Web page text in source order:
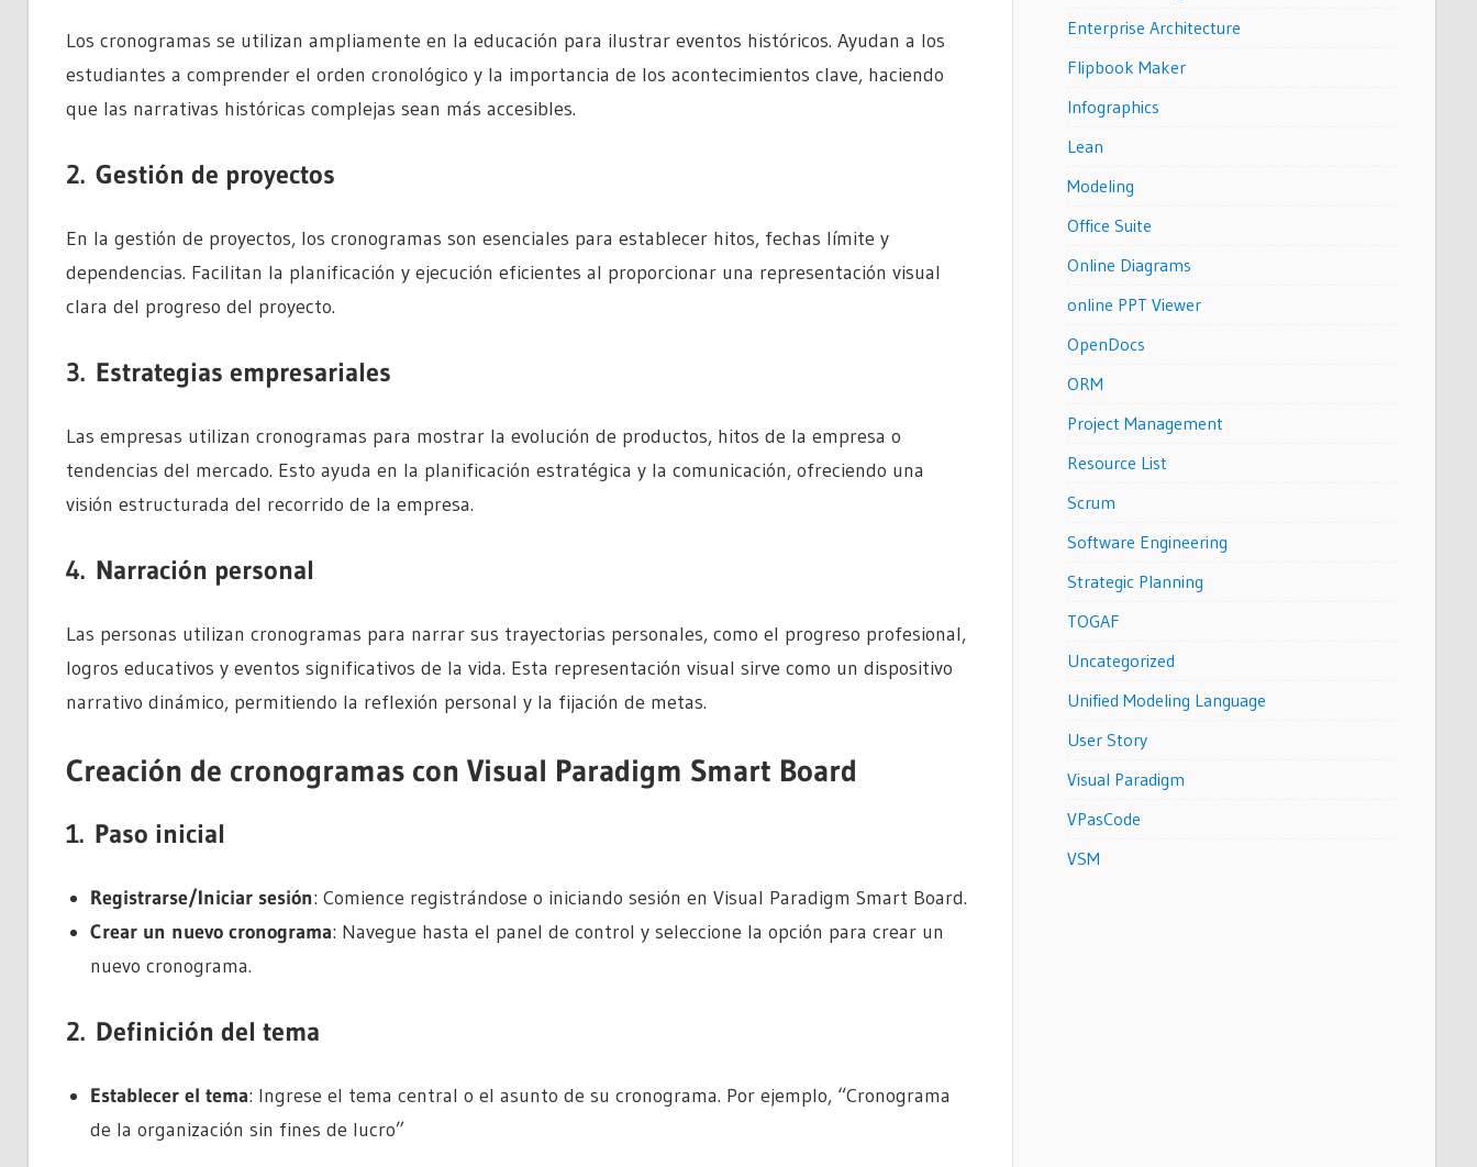
Los cronogramas se utilizan ampliamente en la educación para ilustrar eventos históricos. Ayudan a los
estudiantes a comprender el orden cronológico y la importancia de los acontecimientos clave, haciendo
que las narrativas históricas complejas sean más accesibles.
2. Gestión de proyectos
En la gestión de proyectos, los cronogramas son esenciales para establecer hitos, fechas límite y
dependencias. Facilitan la planificación y ejecución eficientes al proporcionar una representación visual
clara del progreso del proyecto.
3. Estrategias empresariales
Las empresas utilizan cronogramas para mostrar la evolución de productos, hitos de la empresa o
tendencias del mercado. Esto ayuda en la planificación estratégica y la comunicación, ofreciendo una
visión estructurada del recorrido de la empresa.
4. Narración personal
Las personas utilizan cronogramas para narrar sus trayectorias personales, como el progreso profesional,
logros educativos y eventos significativos de la vida. Esta representación visual sirve como un dispositivo
narrativo dinámico, permitiendo la reflexión personal y la fijación de metas.
Creación de cronogramas con Visual Paradigm Smart Board
1. Paso inicial
Registrarse/Iniciar sesión: Comience registrándose o iniciando sesión en Visual Paradigm Smart Board.
Crear un nuevo cronograma: Navegue hasta el panel de control y seleccione la opción para crear un
nuevo cronograma.
2. Definición del tema
Establecer el tema: Ingrese el tema central o el asunto de su cronograma. Por ejemplo, “Cronograma
de la organización sin fines de lucro”
Enterprise Architecture
Flipbook Maker
Infographics
Lean
Modeling
Office Suite
Online Diagrams
online PPT Viewer
OpenDocs
ORM
Project Management
Resource List
Scrum
Software Engineering
Strategic Planning
TOGAF
Uncategorized
Unified Modeling Language
User Story
Visual Paradigm
VPasCode
VSM